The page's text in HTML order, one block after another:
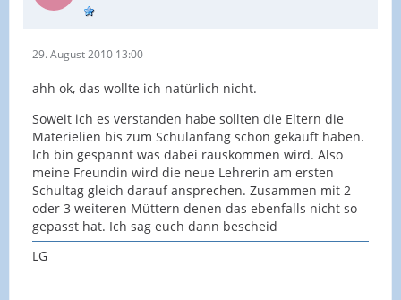
29. August 2010 13:00
ahh ok, das wollte ich natürlich nicht.
Soweit ich es verstanden habe sollten die Eltern die
Materielien bis zum Schulanfang schon gekauft haben.
Ich bin gespannt was dabei rauskommen wird. Also
meine Freundin wird die neue Lehrerin am ersten
Schultag gleich darauf ansprechen. Zusammen mit 2
oder 3 weiteren Müttern denen das ebenfalls nicht so
gepasst hat. Ich sag euch dann bescheid
LG